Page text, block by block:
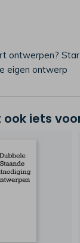
ontwerpen?
eigen ontwerp
iets